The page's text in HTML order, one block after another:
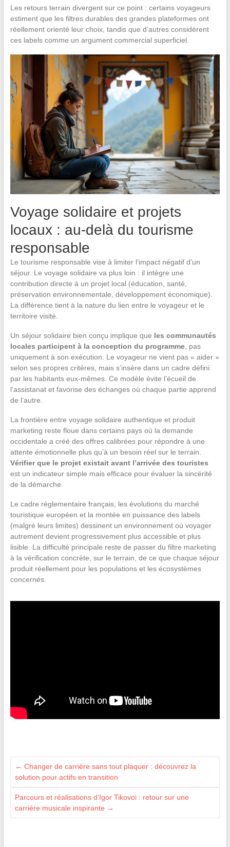
Les retours terrain divergent sur ce point : certains voyageurs
estiment que les filtres durables des grandes plateformes ont
réellement orienté leur choix, tandis que d’autres considèrent
ces labels comme un argument commercial superficiel.
Voyage solidaire et projets
locaux : au-delà du tourisme
responsable
Le tourisme responsable vise à limiter l’impact négatif d’un
séjour. Le voyage solidaire va plus loin : il intègre une
contribution directe à un projet local (éducation, santé,
préservation environnementale, développement économique).
La différence tient à la nature du lien entre le voyageur et le
territoire visité.
Un séjour solidaire bien conçu implique que les communautés
locales participent à la conception du programme, pas
uniquement à son exécution. Le voyageur ne vient pas « aider »
selon ses propres critères, mais s’insère dans un cadre défini
par les habitants eux-mêmes. Ce modèle évite l’écueil de
l’assistanat et favorise des échanges où chaque partie apprend
de l’autre.
La frontière entre voyage solidaire authentique et produit
marketing reste floue dans certains pays où la demande
occidentale a créé des offres calibrées pour répondre à une
attente émotionnelle plus qu’à un besoin réel sur le terrain.
Vérifier que le projet existait avant l’arrivée des touristes
est un indicateur simple mais efficace pour évaluer la sincérité
de la démarche.
Le cadre réglementaire français, les évolutions du marché
touristique européen et la montée en puissance des labels
(malgré leurs limites) dessinent un environnement où voyager
autrement devient progressivement plus accessible et plus
lisible. La difficulté principale reste de passer du filtre marketing
à la vérification concrète, sur le terrain, de ce que chaque séjour
produit réellement pour les populations et les écosystèmes
concernés.
← Changer de carrière sans tout plaquer : découvrez la
solution pour actifs en transition
Parcours et réalisations d’Igor Tikovoi : retour sur une
carrière musicale inspirante →